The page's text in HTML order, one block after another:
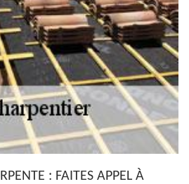
: FAITES APPEL À